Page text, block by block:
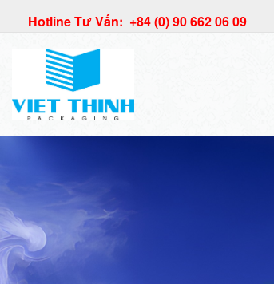
Hotline Tư Vấn: +84 (0) 90 662 06 09